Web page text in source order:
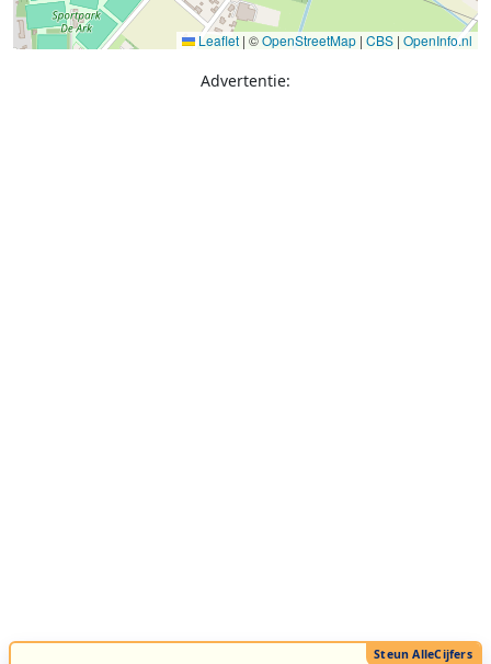
Leaflet | ©OpenStreetMap | CBS | OpenInfo.nl
Advertentie: